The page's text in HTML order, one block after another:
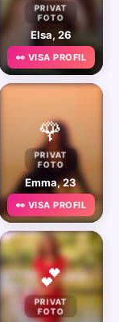
PRIVAT
FOTO
Elsa, 26
👀 VISA PROFIL
🌹
PRIVAT
FOTO
Emma, 23
👀 VISA PROFIL
💕
PRIVAT
FOTO